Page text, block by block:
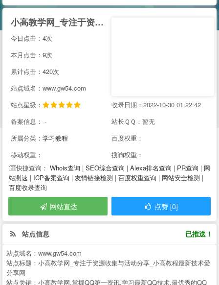
小高教学网_专注于资源收集与活动分享_小高教程最新技术爱分享网
今日点击：4次
本月点击：9次
累计点击：420次
站点域名：www.gw54.com
站点星级：
收录日期：2022-10-30 01:22:42
备案信息： -
站长ＱＱ：暂无
所属分类： 学习教程
百度权重：
移动权重：
搜狗权重：
快捷查询： Whois查询 | SEO综合查询 | Alexa排名查询 | PR查询 | 网
站测速 | ICP备案查询 | 友情链接检测 | 百度权重查询 | 网站安全检测 |
百度收录查询
网站直达 点赞 [0]
站点信息 已推送！
站点域名： www.gw54.com
站点标题： 小高教学网_专注于资源收集与活动分享_小高教程最新技术爱
分享网
站点关键： 小高教学网,掌握QQ第一资讯,学习最新QQ技术,最优秀的QQ